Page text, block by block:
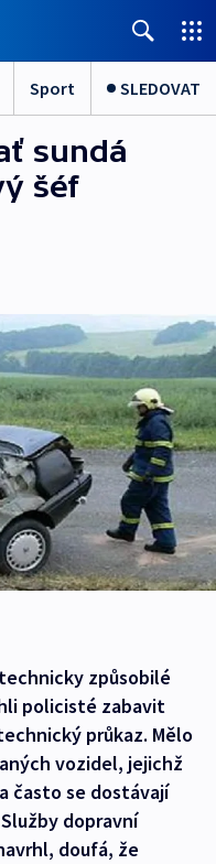
Sport SLEDOVAT
sundá
šéf
způsobilé
policisté zabavit
průkaz. Mělo
vozidel, jejichž
často se dostávají
dopravní
doufá, že